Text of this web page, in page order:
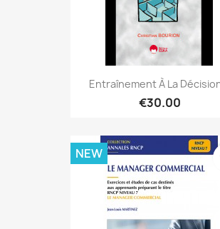
Entraînement À La
€30.00
NEW